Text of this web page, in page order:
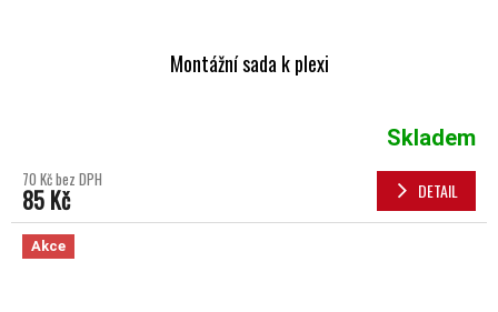
Montážní sada k plexi
Skladem
70 Kč bez DPH
85 Kč DETAIL
Akce